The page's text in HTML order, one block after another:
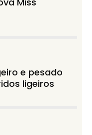
e pesado
ligeiros